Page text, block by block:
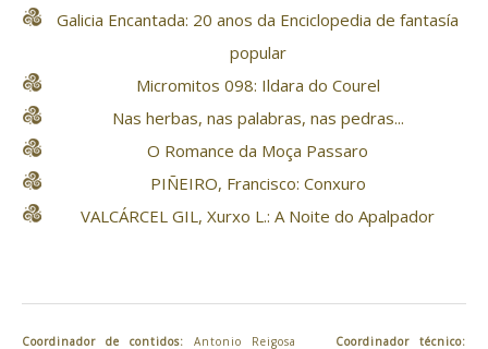
Galicia Encantada: 20 anos da Enciclopedia de fantasía
popular
Micromitos 098: Ildara do Courel
Nas herbas, nas palabras, nas pedras...
O Romance da Moça Passaro
PIÑEIRO, Francisco: Conxuro
VALCÁRCEL GIL, Xurxo L.: A Noite do Apalpador
Coordinador de contidos: Antonio Reigosa Coordinador técnico: